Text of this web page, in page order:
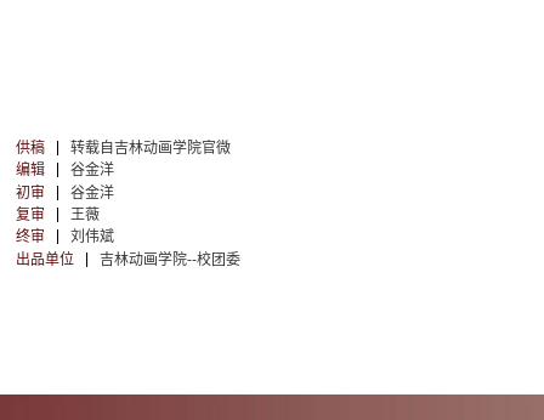
供稿
转载自吉林动画学院官微
编辑
谷金洋
初审
谷金洋
复审
王薇
终审
刘伟斌
出品单位
吉林动画学院--校团委